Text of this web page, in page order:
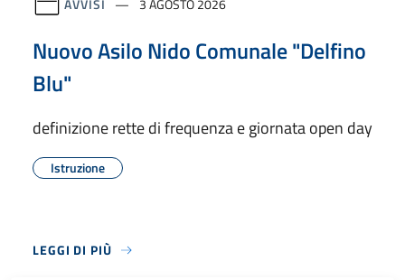
Nuovo Asilo Nido Comunale "Delfino
Blu"
definizione rette di frequenza e giornata open day
Istruzione
LEGGI DI PIÙ